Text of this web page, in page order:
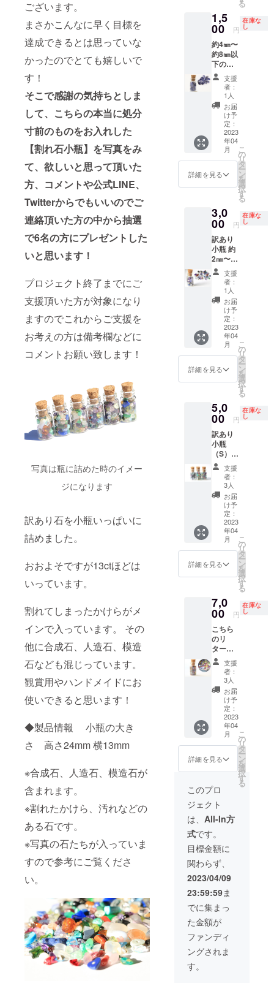
ございます。
まさかこんなに早く目標を
達成できるとは思っていな
かったのでとても嬉しいで
す！
そこで感謝の気持ちとしま
して、こちらの本当に処分
寸前のものをお入れした
【割れ石小瓶】を写真をみ
て、欲しいと思って頂いた
方、コメントや公式LINE、
Twitterからでもいいのでご
連絡頂いた方の中から抽選
で6名の方にプレゼントした
いと思います！
プロジェクト終了までにご
支援頂いた方が対象になり
ますのでこれからご支援を
お考えの方は備考欄などに
コメントお願い致します！
写真は瓶に詰めた時のイメー
ジになります
訳あり石を小瓶いっぱいに
詰めました。
おおよそですが13ctほどは
いっています。
割れてしまったかけらがメ
インで入っています。 その
他に合成石、人造石、模造
石なども混じっています。
観賞用やハンドメイドにお
使いできると思います！
◆製品情報 小瓶の大き
さ 高さ24mm 横13mm
※合成石、人造石、模造石が
含まれます。
※割れたかけら、汚れなどの
ある石です。
※写真の石たちが入っていま
すので参考にご覧くださ
い。
す。
すが綺
麗なの
でオリ
ジナル
万華鏡
のパー
ツにす
るとす
ごく綺
麗な模
様にな
ると思
いま
す。 ※
合成
石、人
造石、
す。 ※
欠け、
れなど
のある
石で
す。
る
1,5
00 円
在庫な
し
約4㎜〜
約8㎜以
下のア
イオラ
イトが
小瓶に
入って
おりま
す。 欠
けのあ
る石が
ありま
すが綺
麗なの
でオリ
のパー
ツにす
るとす
ごく綺
麗な模
様にな
ると思
いま
す。 ※
欠け、
傷、汚
れなど
のある
石で
す。
支援
者：
1人
お届
け予
定：
2023
年04
月
詳細を見る
こ
の
リ
タ
ー
ン
を
選
択
す
る
3,0
00 円
在庫な
し
訳あり
小瓶 約
2㎜〜5
㎜前後
のほぼ
欠けて
いない
綺麗な
石が
16ct
入って
いま
す。 写
真に
写って
ていま
す。
ムーン
ストー
ン・ア
メシス
ト・ア
イオラ
イト・
ガー
ネッ
ト…etc.
が入っ
ていて
とても
綺麗で
す！ 小
いです
が瓶か
出して1
石1石眺
めても
楽しい
と思い
ます！
※合成
石、人
造石、
模造石
が含ま
れま
す。
支援
者：
1人
お届
け予
定：
2023
年04
月
詳細を見る
こ
の
リ
タ
ー
ン
を
選
択
す
る
5,0
00 円
在庫な
し
訳あり
小瓶
（S）
（約
16ct）
約1㎜〜
約5㎜の
極小の
石がメ
インで
小瓶
いっぱ
いに
入って
おりま
サファ
イア、
ル
ビー、
エメラ
ルドが
小さ
かった
り、欠
けてい
たりし
ますが
たくさ
ん入っ
ていま
す。 ※
合成
模造石
れま
す。 ※
欠け、
傷、汚
れなど
のある
石で
す。
支援
者：
3人
お届
け予
定：
2023
年04
月
詳細を見る
こ
の
リ
タ
ー
ン
を
選
択
す
る
7,0
00 円
在庫な
し
こちら
のリ
ターン
は他の
プロ
ジェク
トで仕
入れた
極小の
宝石た
ちにな
りま
す。 通
常の宝
石瓶に
ものよ
りとて
も小さ
いので
このよ
うに小
瓶に詰
めてリ
ターン
にした
のは初
めてに
なりま
す。 今
回はお
試しで3
個だけ
お作り
支援
者：
3人
お届
け予
定：
2023
年04
月
詳細を見る
こ
の
リ
タ
ー
ン
を
選
択
す
る
このプロ
ジェクト
は、 All-In方
式です。
目標金額に
関わらず、
2023/04/09
23:59:59ま
でに集まっ
た金額が
ファンディ
ングされま
す。